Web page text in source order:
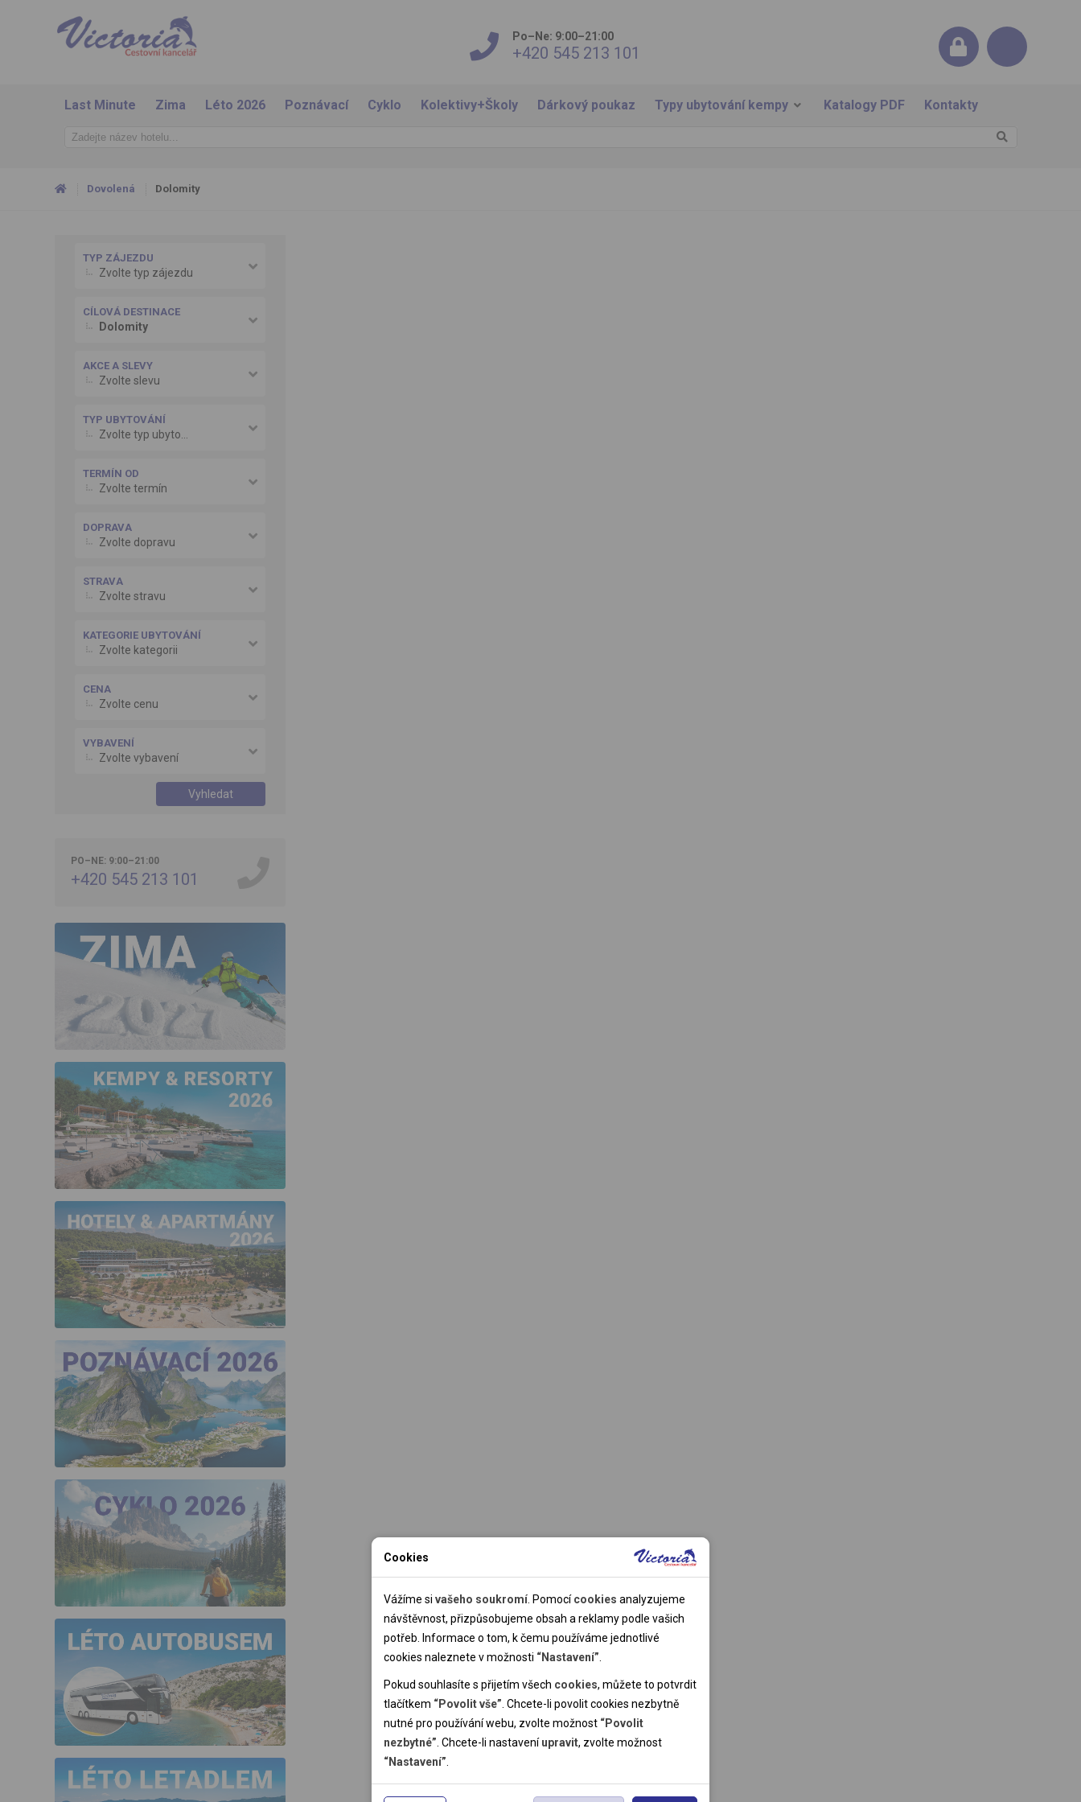
Po–Ne: 9:00–21:00
+420 545 213 101
Last Minute Zima Léto 2026 Poznávací Cyklo Kolektivy+Školy Dárkový poukaz Typy ubytování kempy Katalogy PDF Kontakty
Dovolená Dolomity
TYP ZÁJEZDU
Zvolte typ zájezdu
CÍLOVÁ DESTINACE
Dolomity
AKCE A SLEVY
Zvolte slevu
TYP UBYTOVÁNÍ
Zvolte typ ubytování
TERMÍN OD
Zvolte termín
DOPRAVA
Zvolte dopravu
STRAVA
Zvolte stravu
KATEGORIE UBYTOVÁNÍ
Zvolte kategorii
CENA
Zvolte cenu
VYBAVENÍ
Zvolte vybavení
Vyhledat
PO–NE: 9:00–21:00
+420 545 213 101
Cookies
Vážíme si vašeho soukromí . Pomocícookies analyzujeme
návštěvnost, přizpůsobujeme obsah a reklamy podle vašich
potřeb. Informace o tom, k čemu používáme jednotlivé
cookies naleznete v možnosti “Nastavení”
Pokud souhlasíte s přijetím všech cookies, můžete to potvrdit
tlačítkem “Povolit vše” . Chcete-li povolit cookies nezbytně
nutné pro používání webu, zvolte možnost “Povolit
nezbytné” . Chcete-li nastaveníupravit, zvolte možnost
“Nastavení”
Nutné cookies pomáhají, aby byla webová stránka použitelná
tak, že umožní základní funkce jako navigace stránky a
přístup k zabezpečeným sekcím webové stránky. Webová
stránka nemůže správně fungovat bez těchto cookies.
Analytické cookies
Pomocí analytických cookies můžeme měřit návštěvnost
našeho webu, zdroje návštěv, výkon reklam a také jejich
dosah. Takto získaná data zpracováváme anonymně bez
vazby na konkrétního uživatele našeho webu. Bez vašeho
Personální cookies
Personalizační soubory cookies nám umožňují přizpůsobit
prohlížení webu dle vašich zájmů a preferencí. Bez souhlasu
Reklamní cookies